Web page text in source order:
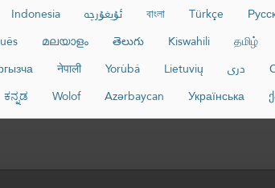
Indonesia ئۇيغۇرچە বাংলা Türkçe
മലയാളം తెలుగు Kiswahili தமிழ்
नेपाली Yorùbá Lietuvių دری
ಕನ್ನಡ Wolof Azərbaycan Українська